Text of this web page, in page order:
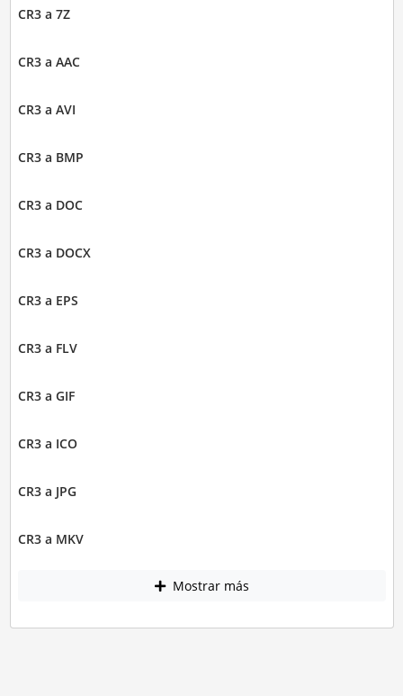
CR3 a 7Z
CR3 a AAC
CR3 a AVI
CR3 a BMP
CR3 a DOC
CR3 a DOCX
CR3 a EPS
CR3 a FLV
CR3 a GIF
CR3 a ICO
CR3 a JPG
CR3 a MKV
Mostrar más